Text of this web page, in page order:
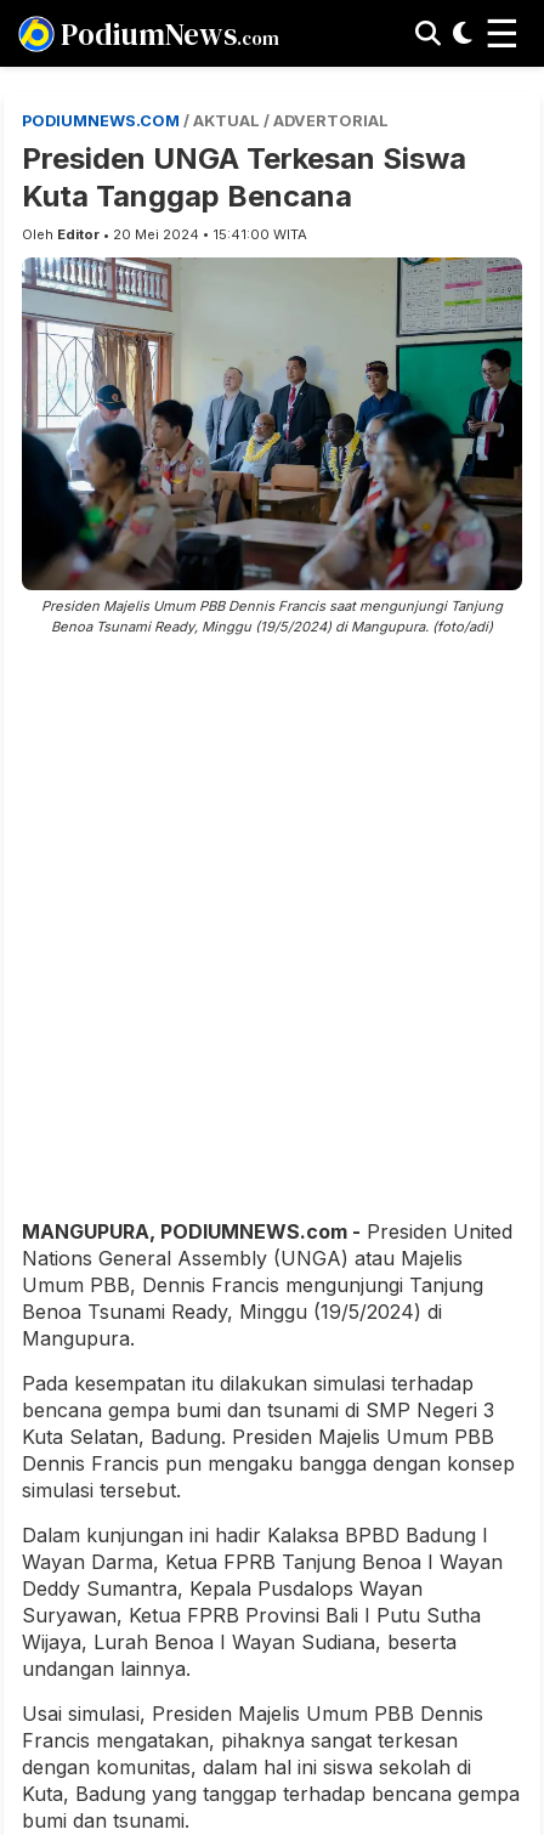
PodiumNews.com ☰
PODIUMNEWS.COM / AKTUAL / ADVERTORIAL
Presiden UNGA Terkesan Siswa
Kuta Tanggap Bencana
Oleh Editor • 20 Mei 2024 • 15:41:00 WITA
Presiden Majelis Umum PBB Dennis Francis saat mengunjungi Tanjung
Benoa Tsunami Ready, Minggu (19/5/2024) di Mangupura. (foto/adi)
MANGUPURA, PODIUMNEWS.com - Presiden United
Nations General Assembly (UNGA) atau Majelis
Umum PBB, Dennis Francis mengunjungi Tanjung
Benoa Tsunami Ready, Minggu (19/5/2024) di
Mangupura.
Pada kesempatan itu dilakukan simulasi terhadap
bencana gempa bumi dan tsunami di SMP Negeri 3
Kuta Selatan, Badung. Presiden Majelis Umum PBB
Dennis Francis pun mengaku bangga dengan konsep
simulasi tersebut.
Dalam kunjungan ini hadir Kalaksa BPBD Badung I
Wayan Darma, Ketua FPRB Tanjung Benoa I Wayan
Deddy Sumantra, Kepala Pusdalops Wayan
Suryawan, Ketua FPRB Provinsi Bali I Putu Sutha
Wijaya, Lurah Benoa I Wayan Sudiana, beserta
undangan lainnya.
Usai simulasi, Presiden Majelis Umum PBB Dennis
Francis mengatakan, pihaknya sangat terkesan
dengan komunitas, dalam hal ini siswa sekolah di
Kuta, Badung yang tanggap terhadap bencana gempa
bumi dan tsunami.